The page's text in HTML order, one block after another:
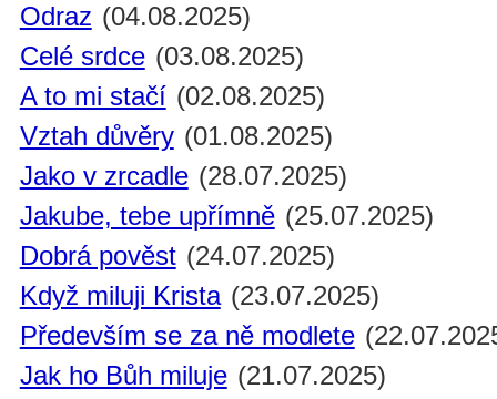
Odraz (04.08.2025)
Celé srdce (03.08.2025)
A to mi stačí (02.08.2025)
Vztah důvěry (01.08.2025)
Jako v zrcadle (28.07.2025)
Jakube, tebe upřímně (25.07.2025)
Dobrá pověst (24.07.2025)
Když miluji Krista (23.07.2025)
Především se za ně modlete
Jak ho Bůh miluje (21.07.2025)